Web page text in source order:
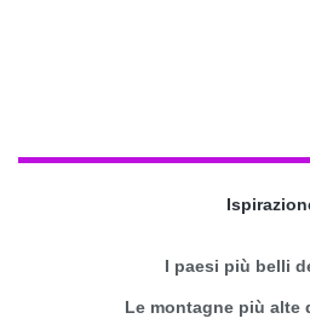
I paesi più belli
Le montagne più alte